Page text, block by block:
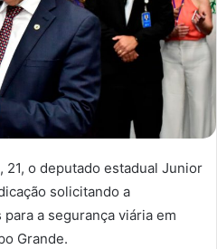
21, o deputado estadual Junior
solicitando a
a segurança viária em
Grande.